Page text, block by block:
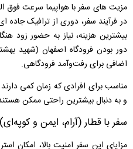
در فرآیند سفر، دوری از ترافیک
بیشترین هزینه، نیاز به حضور زود
دور بودن فرودگاه اصفهان (شهید
اضافی برای رفت‌وآمد فرودگاهی.
مناسب برای افرادی که زمان کمی
و به دنبال بیشترین راحتی ممکن
سفر با قطار (آرام، ایمن و کوپه‌ای)
مزایای این سفر امنیت بالا، امکان